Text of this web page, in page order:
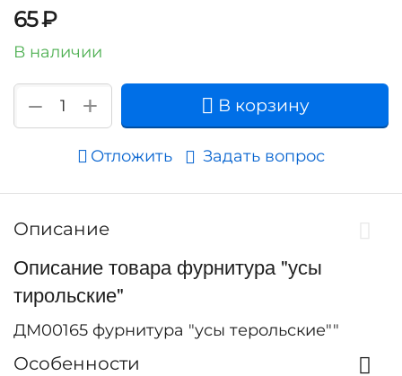
65₽
В наличии
+
− В корзину
Отложить Задать вопрос
Описание
Описание товара фурнитура "усы
тирольские"
ДМ00165 фурнитура "усы терольские""
Особенности